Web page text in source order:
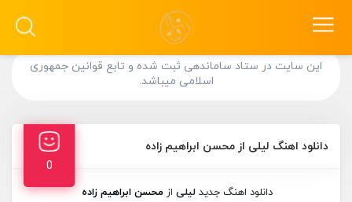
این سایت در ستاد ساماندهی ثبت شده و تابع قوانین جمهوری
اسلامی میباشد.
دانلود اهنگ لیلی از محسن ابراهیم زاده
0
دانلود اهنگ جدیدلیلی ازمحسن ابراهیم زاده